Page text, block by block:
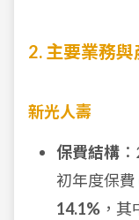
2. 主要業務
新光人壽
保費結構
初年度保費
14.1% ，其